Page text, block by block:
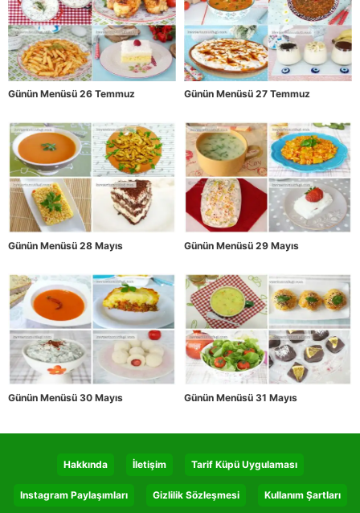
Günün Menüsü 26 Temmuz Günün Menüsü 27 Temmuz
Günün Menüsü 28 Mayıs Günün Menüsü 29 Mayıs
Günün Menüsü 30 Mayıs Günün Menüsü 31 Mayıs
Hakkında İletişim Tarif Küpü Uygulaması
Instagram Paylaşımları Gizlilik Sözleşmesi Kullanım Şartları